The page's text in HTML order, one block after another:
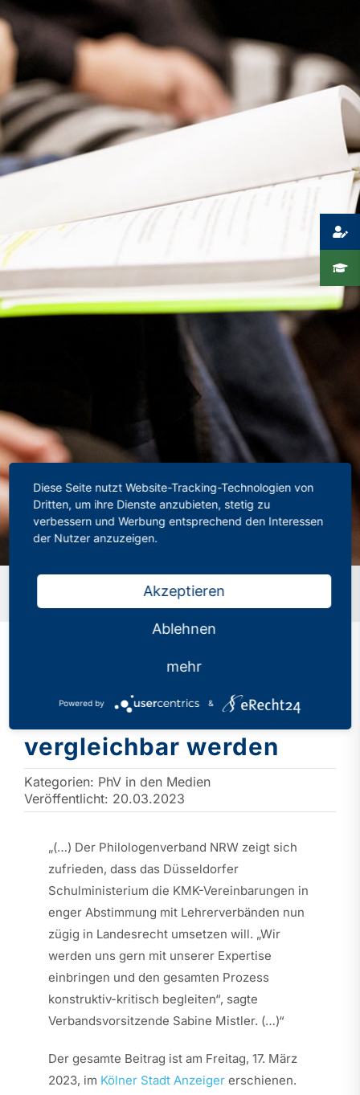
Presse
Recht
Prüfungen in den Bundesländern sollen
vergleichbar werden
Prüfungen in den
Bundesländern sollen
vergleichbar werden
Kategorien: PhV in den Medien
Veröffentlicht: 20.03.2023
„(…) Der Philologenverband NRW zeigt sich
zufrieden, dass das Düsseldorfer
Schulministerium die KMK-Vereinbarungen in
enger Abstimmung mit Lehrerverbänden nun
zügig in Landesrecht umsetzen will. „Wir
werden uns gern mit unserer Expertise
einbringen und den gesamten Prozess
konstruktiv-kritisch begleiten“, sagte
Verbandsvorsitzende Sabine Mistler. (…)“
Der gesamte Beitrag ist am Freitag, 17. März
2023, im Kölner Stadt Anzeigererschienen.
Diese Seite nutzt Website-Tracking-Technologien von
Dritten, um ihre Dienste anzubieten, stetig zu
verbessern und Werbung entsprechend den Interessen
der Nutzer anzuzeigen.
Akzeptieren
Ablehnen
mehr
Powered by &